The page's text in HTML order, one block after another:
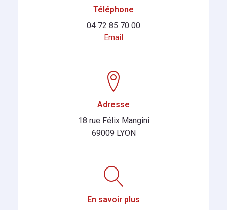
Téléphone
04 72 85 70 00
Email
Adresse
18 rue Félix Mangini
69009 LYON
En savoir plus